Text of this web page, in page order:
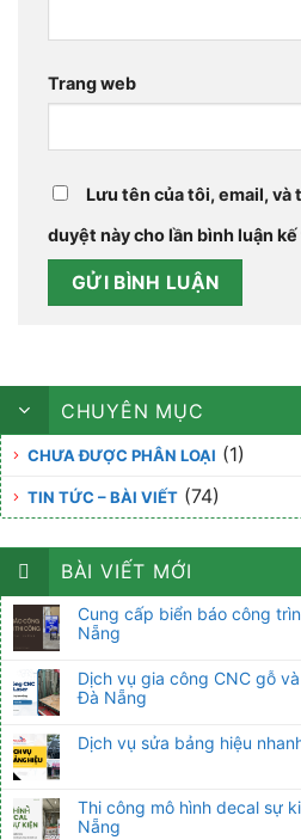
Trang web
Lưu tên của tôi, email,
duyệt này cho lần bình luận
CHUYÊN MỤC
CHƯA ĐƯỢC PHÂN LOẠI (1)
TIN TỨC – BÀI VIẾT (74)
BÀI VIẾT MỚI
Cung cấp biển báo công
Nẵng
Dịch vụ gia công CNC gỗ
Đà Nẵng
Dịch vụ sửa bảng hiệu
Thi công mô hình decal sự
Nẵng